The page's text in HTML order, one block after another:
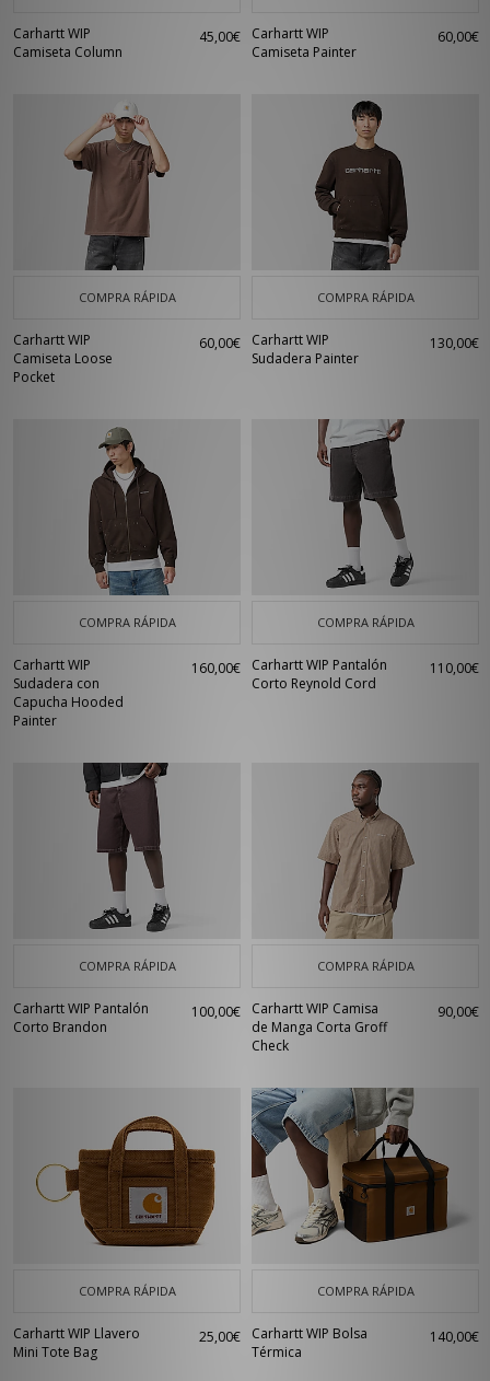
Carhartt WIP
Camiseta Column
45,00€
Carhartt WIP
Camiseta Painter
60,00€
COMPRA RÁPIDA
Carhartt WIP
Camiseta Loose
Pocket
60,00€
COMPRA RÁPIDA
Carhartt WIP
Sudadera Painter
130,00€
COMPRA RÁPIDA
Carhartt WIP
Sudadera con
Capucha Hooded
Painter
160,00€
COMPRA RÁPIDA
Carhartt WIP Pantalón
Corto Reynold Cord
110,00€
COMPRA RÁPIDA
Carhartt WIP Pantalón
Corto Brandon
100,00€
COMPRA RÁPIDA
Carhartt WIP Camisa
de Manga Corta Groff
Check
90,00€
COMPRA RÁPIDA
Carhartt WIP Llavero
Mini Tote Bag
25,00€
COMPRA RÁPIDA
Carhartt WIP Bolsa
Térmica
140,00€